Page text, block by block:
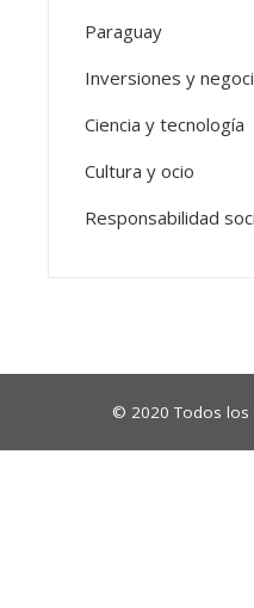
Paraguay
Inversiones y
Ciencia y tecnología
Cultura y ocio
Responsabilidad
© 2020 Todos los